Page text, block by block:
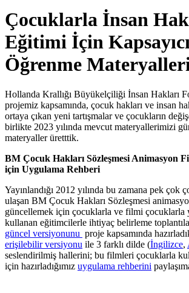
Search
Çocuklarla İnsan
Eğitimi İçin
Öğrenme
Hollanda Krallığı Büyükelçiliği İnsan Hakları
projemiz kapsamında, çocuk hakları ve insan
ortaya çıkan yeni tartışmalar ve çocukların
birlikte 2023 yılında mevcut materyallerimizi
materyaller üretttik.
BM Çocuk Hakları Sözleşmesi Animasyon
için Uygulama Rehberi
Yayınlandığı 2012 yılında bu zamana pek çok
ulaşan BM Çocuk Hakları Sözleşmesi
güncellemek için çocuklarla ve filmi çocuklarla
kullanan eğitimcilerle ihtiyaç belirleme
güncel versiyonunu proje kapsamında
erişilebilir versiyonu ile 3 farklı dilde (İngilizce,
seslendirilmiş hallerini; bu filmleri çocuklarla
için hazırladığımız uygulama rehberini